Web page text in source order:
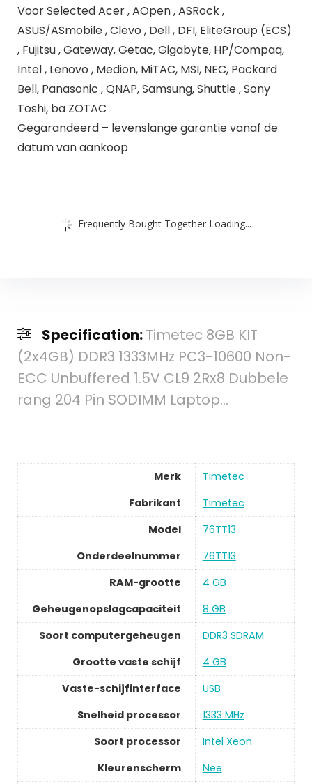
Voor Selected Acer , AOpen , ASRock ,
ASUS/ASmobile , Clevo , Dell , DFI, EliteGroup (ECS)
, Fujitsu , Gateway, Getac, Gigabyte, HP/Compaq,
Intel , Lenovo , Medion, MiTAC, MSI, NEC, Packard
Bell, Panasonic , QNAP, Samsung, Shuttle , Sony
Toshi, ba ZOTAC
Gegarandeerd – levenslange garantie vanaf de
datum van aankoop
Frequently Bought Together Loading...
Specification:Timetec 8GB KIT
(2x4GB) DDR3 1333MHz PC3-10600 Non-
ECC Unbuffered 1.5V CL9 2Rx8 Dubbele
rang 204 Pin SODIMM Laptop…
Merk
Timetec
Fabrikant
Timetec
Model
76TT13
Onderdeelnummer
76TT13
RAM-grootte
4 GB
Geheugenopslagcapaciteit
8 GB
Soort computergeheugen
DDR3 SDRAM
Grootte vaste schijf
4 GB
Vaste-schijfinterface
USB
Snelheid processor
1333 MHz
Soort processor
Intel Xeon
Kleurenscherm
Nee